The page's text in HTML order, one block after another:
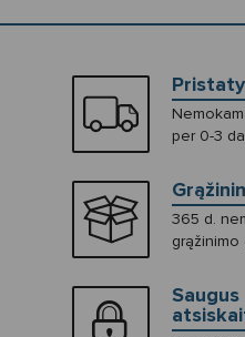
per 0-3
365 d.
grąžinimo
Saugus